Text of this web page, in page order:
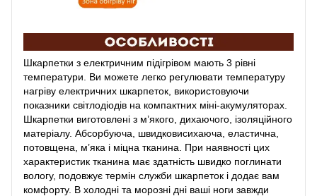
Шкарпетки з електричним підігрівом мають 3 рівні
температури. Ви можете легко регулювати температуру
нагріву електричних шкарпеток, використовуючи
показники світлодіодів на компактних міні-акумуляторах.
Шкарпетки виготовлені з м’якого, дихаючого, ізоляційного
матеріалу. Абсорбуюча, швидковисихаюча, еластична,
потовщена, м’яка і міцна тканина. При наявності цих
характеристик тканина має здатність швидко поглинати
вологу, подовжує термін служби шкарпеток і додає вам
комфорту. В холодні та морозні дні ваші ноги завжди